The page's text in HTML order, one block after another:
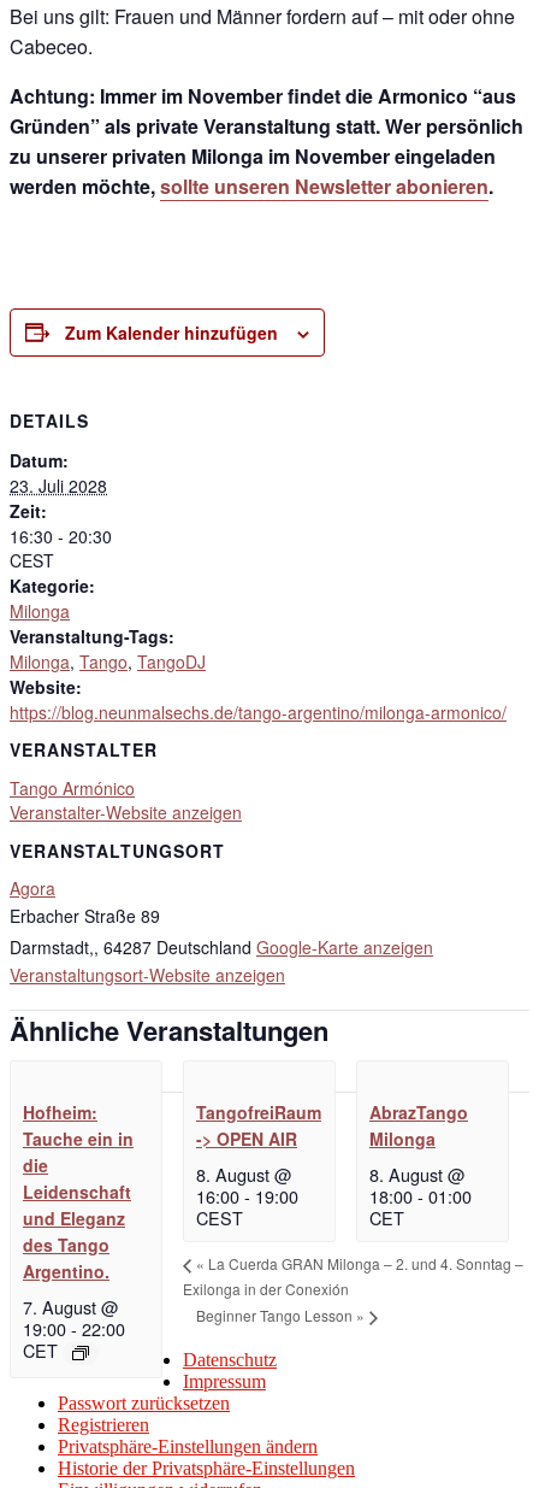
Bei uns gilt: Frauen und Männer fordern auf – mit oder ohne
Cabeceo.
Achtung: Immer im November findet die Armonico “aus
Gründen” als private Veranstaltung statt. Wer persönlich
zu unserer privaten Milonga im November eingeladen
werden möchte,sollte unseren Newsletter abonieren.
Zum Kalender hinzufügen
DETAILS
Datum:
23. Juli 2028
Zeit:
16:30 - 20:30
CEST
Kategorie:
Milonga
Veranstaltung-Tags:
Milonga, Tango, TangoDJ
Website:
https://blog.neunmalsechs.de/tango-argentino/milonga-armonico/
VERANSTALTER
Tango Armónico
Veranstalter-Website anzeigen
VERANSTALTUNGSORT
Agora
Erbacher Straße 89
Darmstadt,, 64287 Deutschland Google-Karte anzeigen
Veranstaltungsort-Website anzeigen
Ähnliche Veranstaltungen
Hofheim:
Tauche ein in
die
Leidenschaft
und Eleganz
des Tango
Argentino.
7. August @
19:00- 22:00
CET
TangofreiRaum
-> OPEN AIR
8. August @
16:00- 19:00
CEST
AbrazTango
Milonga
8. August @
18:00- 01:00
CET
« La Cuerda GRAN Milonga – 2. und 4. Sonntag –
Exilonga in der Conexión
Beginner Tango Lesson »
Datenschutz
Impressum
Passwort zurücksetzen
Registrieren
Privatsphäre-Einstellungen ändern
Historie der Privatsphäre-Einstellungen